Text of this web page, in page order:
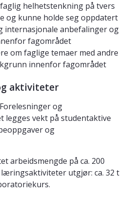
helhetstenkning på tvers
og kunne holde seg oppdatert
internasjonale anbefalinger og
fagområdet
om faglige temaer med andre
innenfor fagområdet
aktiviteter
Forelesninger og
legges vekt på studentaktive
og
arbeidsmengde på ca. 200
utgjør: ca. 32 t